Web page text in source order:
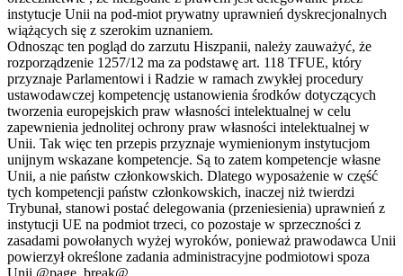
instytucje Unii na pod-miot prywatny uprawnień dyskrecjonalnych
wiążących się z szerokim uznaniem.
Odnosząc ten pogląd do zarzutu Hiszpanii, należy zauważyć, że
rozporządzenie 1257/12 ma za podstawę art. 118 TFUE, który
przyznaje Parlamentowi i Radzie w ramach zwykłej procedury
ustawodawczej kompetencję ustanowienia środków dotyczących
tworzenia europejskich praw własności intelektualnej w celu
zapewnienia jednolitej ochrony praw własności intelektualnej w
Unii. Tak więc ten przepis przyznaje wymienionym instytucjom
unijnym wskazane kompetencje. Są to zatem kompetencje własne
Unii, a nie państw członkowskich. Dlatego wyposażenie w część
tych kompetencji państw członkowskich, inaczej niż twierdzi
Trybunał, stanowi postać delegowania (przeniesienia) uprawnień z
instytucji UE na podmiot trzeci, co pozostaje w sprzeczności z
zasadami powołanych wyżej wyroków, ponieważ prawodawca Unii
powierzył określone zadania administracyjne podmiotowi spoza